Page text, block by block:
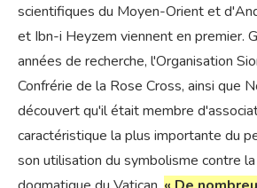
scientifiques du Moyen-Orient et
et Ibn-i Heyzem viennent en premier.
années de recherche, l'Organisation
Confrérie de la Rose Cross, ainsi que
découvert qu'il était membre
caractéristique la plus importante du
son utilisation du symbolisme contre